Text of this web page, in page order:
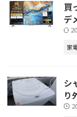
買
デ
家
シ
り